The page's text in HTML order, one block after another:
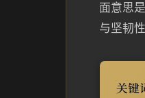
面意思
与坚韧
关键